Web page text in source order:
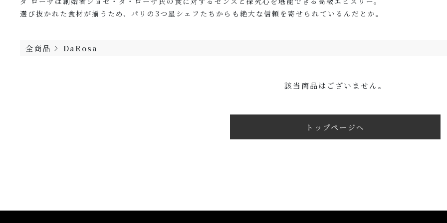
選び抜かれた食材が揃うため、パリの3つ星シェフたちからも絶大な信頼を寄せられているんだとか。
全商品 DaRosa
該当商品はございません。
トップページへ